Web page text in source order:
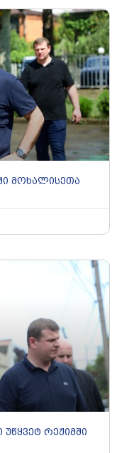
მოხალისეთა
რეჟიმში